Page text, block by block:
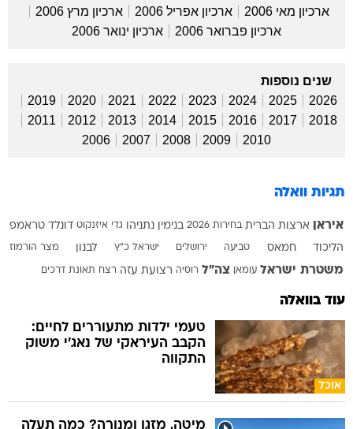
ארכיון מאי 2006
ארכיון אפריל 2006
ארכיון מרץ 2006
ארכיון פברואר 2006
ארכיון ינואר 2006
שנים נוספות
2026
2025
2024
2023
2022
2021
2020
2019
2018
2017
2016
2015
2014
2013
2012
2011
2010
2009
2008
2007
2006
תגיות וואלה
איראן ארצות הברית בחירות 2026 בנימין נתניהו גדי איזנקוט דונלד טראמפ
הליכוד חמאס טביעה ירושלים ישראל כ"ץ לבנון מצר הורמוז
משטרת ישראל עומאן צה"ל רוסיה רצועת עזה רצח תאונת דרכים
עוד בוואלה
אוכל
טעמי ילדות מתעוררים לחיים:
הקבב העיראקי של נאג׳י משוק
התקווה
מיטה, מזגן ומנורה? כמה תעלה